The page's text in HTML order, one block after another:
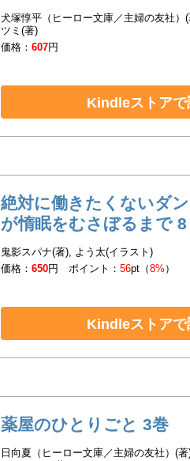
犬塚惇平（ヒーロー文庫／主婦の友社）
ツミ(著)
価格：607円
Kindleストアで
絶対に働きたくないダ
が惰眠をむさぼるまで 8
鬼影スパナ(著), よう太(イラスト)
価格：650円 ポイント：56pt（8% ）
Kindleストアで
薬屋のひとりごと 3巻
日向夏（ヒーロー文庫／主婦の友社）(